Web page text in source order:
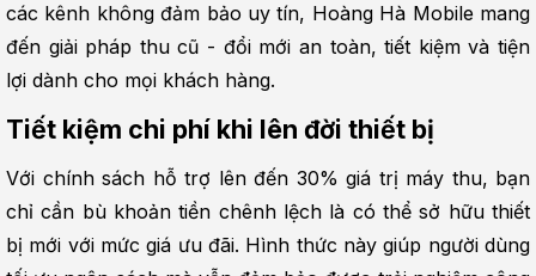
các kênh không đảm bảo uy tín, Hoàng Hà Mobile mang
đến giải pháp thu cũ - đổi mới an toàn, tiết kiệm và tiện
lợi dành cho mọi khách hàng.
Tiết kiệm chi phí khi lên đời thiết bị
Với chính sách hỗ trợ lên đến 30% giá trị máy thu, bạn
chỉ cần bù khoản tiền chênh lệch là có thể sở hữu thiết
bị mới với mức giá ưu đãi. Hình thức này giúp người dùng